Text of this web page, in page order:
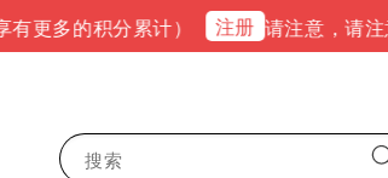
的积分累计） 注册 请注意，请注意 下
搜索